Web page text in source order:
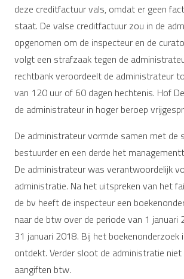
deze creditfactuur vals, omdat er geen
staat. De valse creditfactuur zou in de
opgenomen om de inspecteur en de
volgt een strafzaak tegen de
rechtbank veroordeelt de administrateur
van 120 uur of 60 dagen hechtenis. Hof
de administrateur in hoger beroep
De administrateur vormde samen met de
bestuurder en een derde het
De administrateur was verantwoordelijk
administratie. Na het uitspreken van het
de bv heeft de inspecteur een
naar de btw over de periode van 1
31 januari 2018. Bij het boekenonderzoek
ontdekt. Verder sloot de administratie niet
aangiften btw.